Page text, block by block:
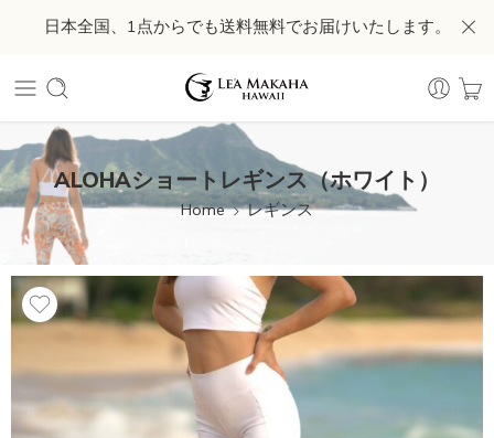
日本全国、1点からでも送料無料でお届けいたします。
ALOHAショートレギンス（ホワイト）
Home レギンス